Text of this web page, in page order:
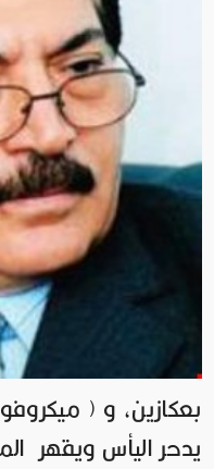
بعكازين، و (
يدحر اليأس ويقهر